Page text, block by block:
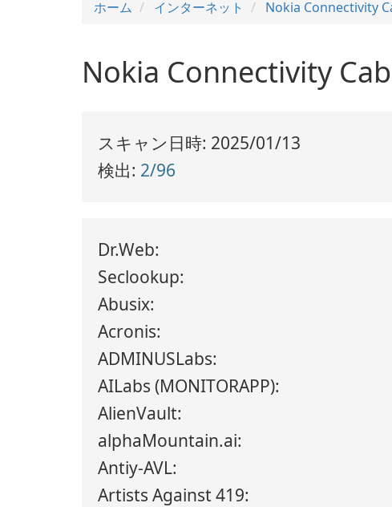
ホーム インターネット Nokia Connectivity
Nokia Connectivity
スキャン日時: 2025/01/13
検出: 2/96
Dr.Web:
Seclookup:
Abusix:
Acronis:
ADMINUSLabs:
AILabs (MONITORAPP):
AlienVault:
alphaMountain.ai:
Antiy-AVL:
Artists Against 419: